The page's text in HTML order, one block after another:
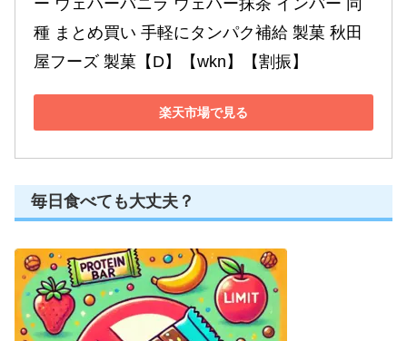
ー ウェハーバニラ ウェハー抹茶 インバー 同
種 まとめ買い 手軽にタンパク補給 製菓 秋田
屋フーズ 製菓【D】【wkn】【割振】
楽天市場で見る
毎日食べても大丈夫？